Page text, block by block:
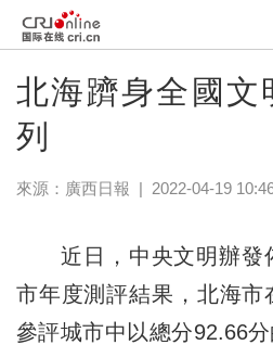
北海躋身全國文
列
來源： 廣西日報 | 2022-04-19
近日，中央文明辦發
市年度測評結果，北海市
參評城市中以總分92.66